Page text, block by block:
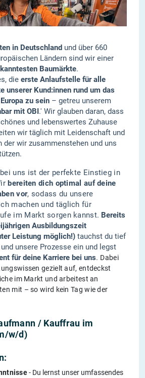
in Deutschland und über 660
Ländern sind wir einer
Baumärkte.
die erste Anlaufstelle für alle
unserer Kund:innen rund um das
zu sein – getreu unserem
mit OBI .' Wir glauben daran, dass
und lebenswertes Zuhause
wir täglich mit Leidenschaft und
der wir zusammenstehen und uns
uns ist der perfekte Einstieg in
bereiten dich optimal auf deine
vor, sodass du unsere
machen und täglich für
im Markt sorgen kannst. Bereits
Ausbildungszeit
Leistung möglich!) tauchst du tief
unsere Prozesse ein und legst
für deine Karriere bei uns. Dabei
gezielt auf, entdeckst
im Markt und arbeitest an
mit – so wird kein Tag wie der
/ Kauffrau im
w/d)
- Du lernst unser umfassendes